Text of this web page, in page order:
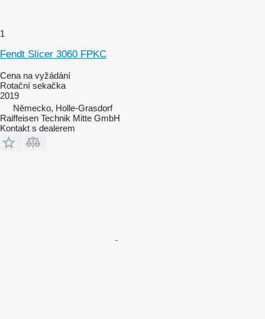
1
Fendt Slicer 3060 FPKC
Cena na vyžádání
Rotační sekačka
2019
Německo, Holle-Grasdorf
Raiffeisen Technik Mitte GmbH
Kontakt s dealerem